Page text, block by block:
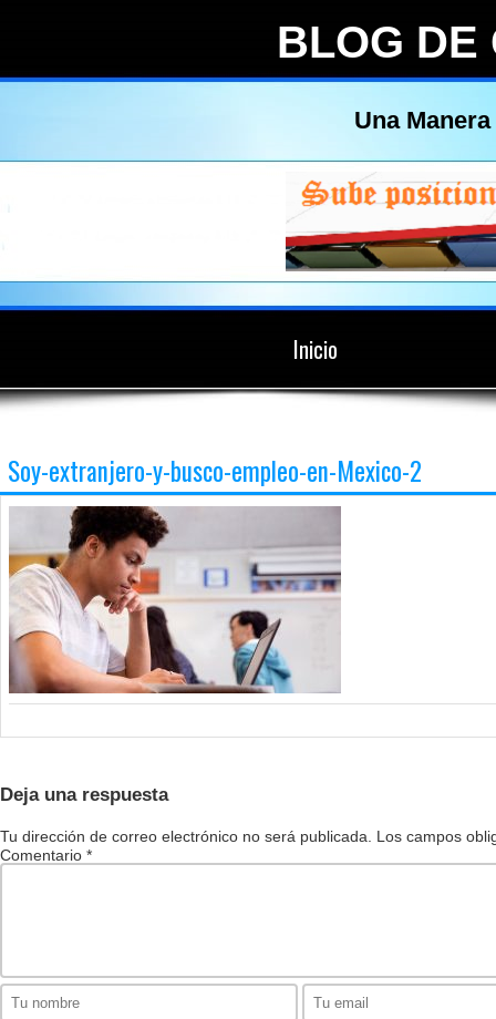
BLOG DE
Una
Inicio
Soy-extranjero-y-busco-empleo-en-Mexico-2
Deja una respuesta
Tu dirección de correo electrónico no será publicada.
Los campos
Comentario *